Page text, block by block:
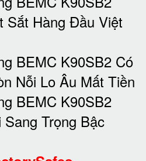
Sắt Hàng Đầu Việt
BEMC K90SB2 Có
Nỗi Lo Âu Mất Tiền
BEMC K90SB2
Trọng Bậc